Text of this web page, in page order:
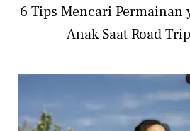
6 Tips Mencari Permainan
Anak Saat Road